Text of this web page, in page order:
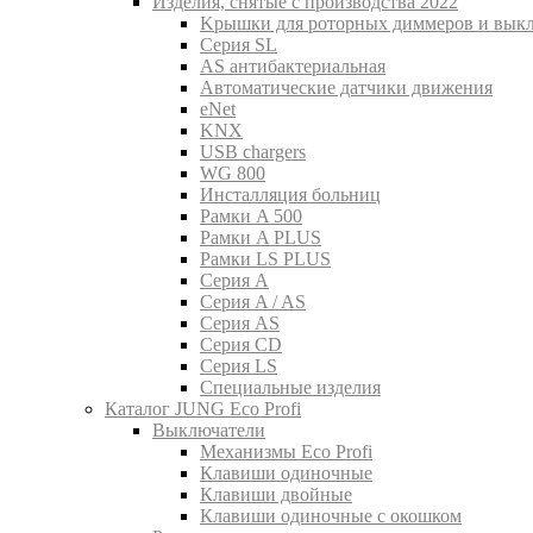
Kрышки для роторных диммеров и
Серия SL
AS антибактериальная
Aвтоматические датчики движения
eNet
KNX
USB chargers
WG 800
Инсталляция больниц
Рамки A 500
Рамки A PLUS
Рамки LS PLUS
Серия A
Серия A / AS
Серия AS
Серия CD
Серия LS
Специальные изделия
Каталог JUNG Eco Profi
Выключатели
Механизмы Eco Profi
Клавиши одиночные
Клавиши двойные
Клавиши одиночные с окошком